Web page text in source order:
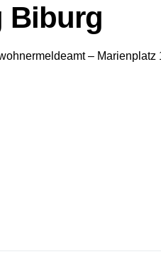
Biburg
– Marienplatz